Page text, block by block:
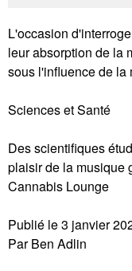
L'occasion
leur absorption de la
sous l'influence de la
Sciences et Santé
Des scientifiques
plaisir de la musique
Cannabis Lounge
Publié le 3 janvier
Par Ben Adlin